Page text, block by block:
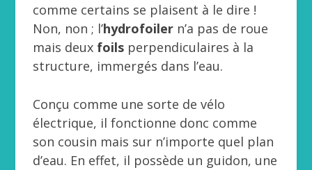
comme certains se plaisent à le dire !
Non, non ; l’hydrofoiler n’a pas de roue
mais deux foils perpendiculaires à la
structure, immergés dans l’eau.
Conçu comme une sorte de vélo
électrique, il fonctionne donc comme
son cousin mais sur n’importe quel plan
d’eau. En effet, il possède un guidon, une